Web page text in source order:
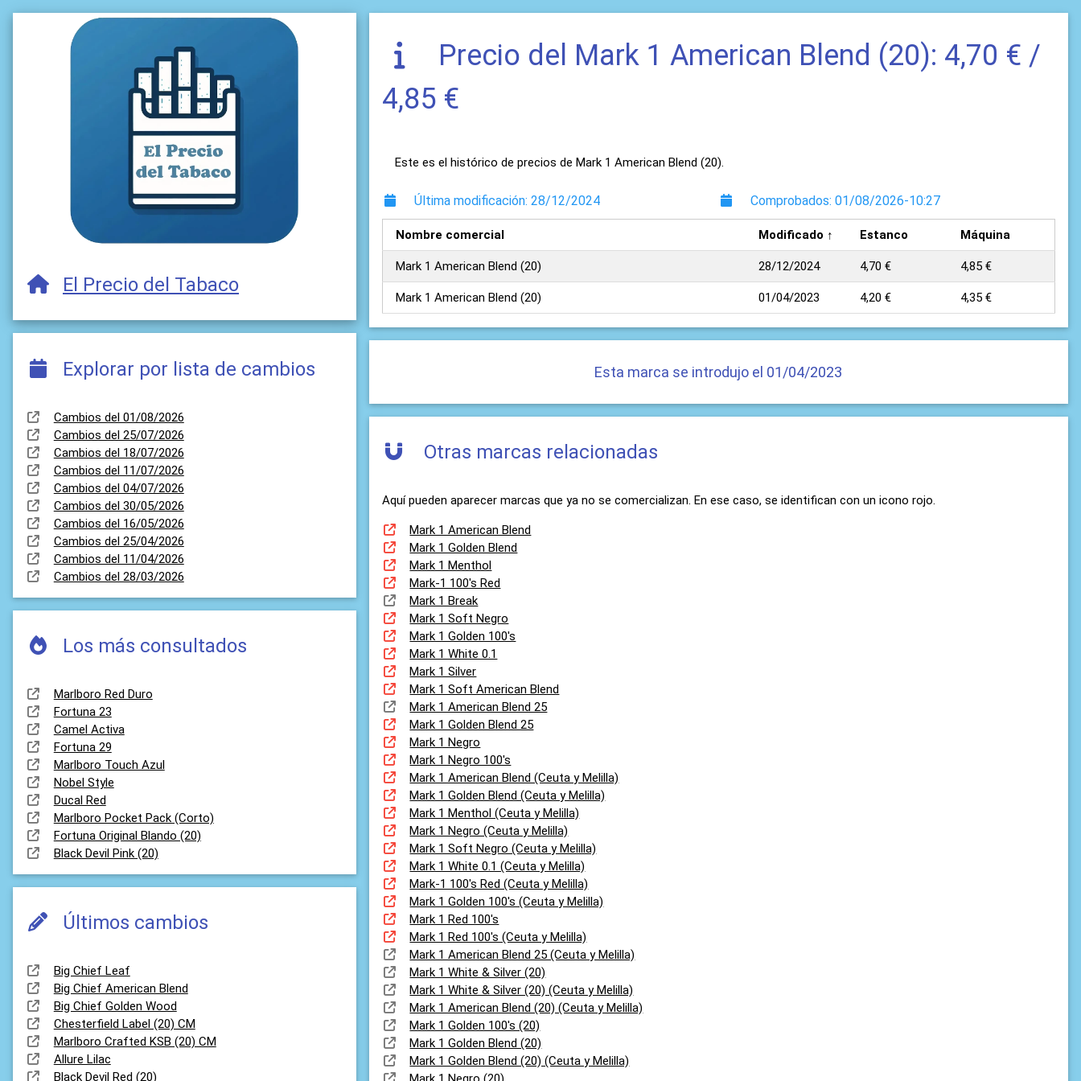
El Precio del Tabaco
Explorar por lista de cambios
Cambios del 01/08/2026
Cambios del 25/07/2026
Cambios del 18/07/2026
Cambios del 11/07/2026
Cambios del 04/07/2026
Cambios del 30/05/2026
Cambios del 16/05/2026
Cambios del 25/04/2026
Cambios del 11/04/2026
Cambios del 28/03/2026
Los más consultados
Marlboro Red Duro
Fortuna 23
Camel Activa
Fortuna 29
Marlboro Touch Azul
Nobel Style
Ducal Red
Marlboro Pocket Pack (Corto)
Fortuna Original Blando (20)
Black Devil Pink (20)
Últimos cambios
Big Chief Leaf
Big Chief American Blend
Big Chief Golden Wood
Chesterfield Label (20) CM
Marlboro Crafted KSB (20) CM
Allure Lilac
Black Devil Red (20)
Precio del Mark 1 American Blend (20): 4,70 € /
4,85 €
Este es el histórico de precios de Mark 1 American Blend (20).
Última modificación: 28/12/2024 Comprobados: 01/08/2026-10:27
Nombre comercial Modificado ↑ Estanco Máquina
Mark 1 American Blend (20) 28/12/2024 4,70 € 4,85 €
Mark 1 American Blend (20) 01/04/2023 4,20 € 4,35 €
Esta marca se introdujo el 01/04/2023
Otras marcas relacionadas
Aquí pueden aparecer marcas que ya no se comercializan. En ese caso, se identifican con un icono rojo.
Mark 1 American Blend
Mark 1 Golden Blend
Mark 1 Menthol
Mark-1 100's Red
Mark 1 Break
Mark 1 Soft Negro
Mark 1 Golden 100's
Mark 1 White 0.1
Mark 1 Silver
Mark 1 Soft American Blend
Mark 1 American Blend 25
Mark 1 Golden Blend 25
Mark 1 Negro
Mark 1 Negro 100's
Mark 1 American Blend (Ceuta y Melilla)
Mark 1 Golden Blend (Ceuta y Melilla)
Mark 1 Menthol (Ceuta y Melilla)
Mark 1 Negro (Ceuta y Melilla)
Mark 1 Soft Negro (Ceuta y Melilla)
Mark 1 White 0.1 (Ceuta y Melilla)
Mark-1 100's Red (Ceuta y Melilla)
Mark 1 Golden 100's (Ceuta y Melilla)
Mark 1 Red 100's
Mark 1 Red 100's (Ceuta y Melilla)
Mark 1 American Blend 25 (Ceuta y Melilla)
Mark 1 White & Silver (20)
Mark 1 White & Silver (20) (Ceuta y Melilla)
Mark 1 American Blend (20) (Ceuta y Melilla)
Mark 1 Golden 100's (20)
Mark 1 Golden Blend (20)
Mark 1 Golden Blend (20) (Ceuta y Melilla)